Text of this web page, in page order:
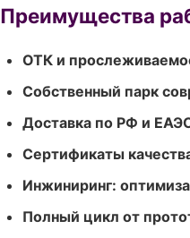
Преимущества
ОТК и
Собственный парк
Доставка по РФ и
Сертификаты
Инжиниринг:
Полный цикл от